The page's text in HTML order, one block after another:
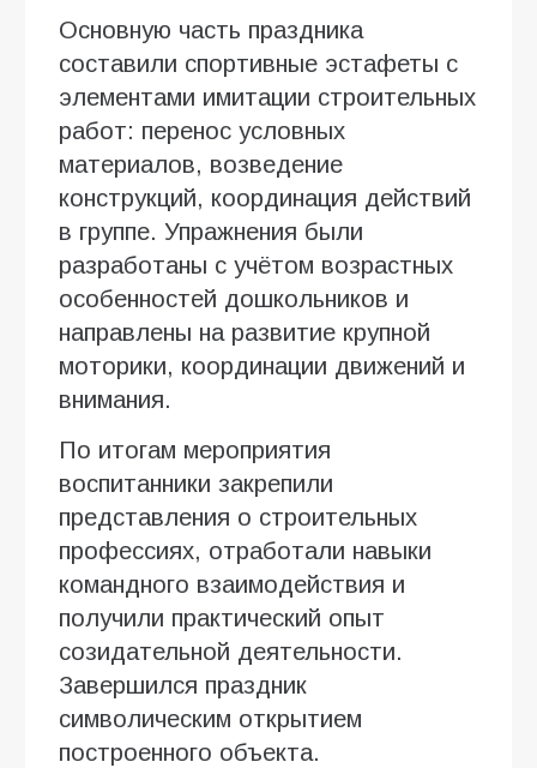
Основную часть праздника
составили спортивные эстафеты с
элементами имитации строительных
работ: перенос условных
материалов, возведение
конструкций, координация действий
в группе. Упражнения были
разработаны с учётом возрастных
особенностей дошкольников и
направлены на развитие крупной
моторики, координации движений и
внимания.
По итогам мероприятия
воспитанники закрепили
представления о строительных
профессиях, отработали навыки
командного взаимодействия и
получили практический опыт
созидательной деятельности.
Завершился праздник
символическим открытием
построенного объекта.